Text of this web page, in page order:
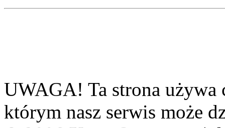
UWAGA! Ta strona używa
którym nasz serwis może